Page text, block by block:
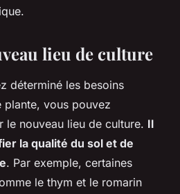
lieu de culture
déterminé les besoins
plante, vous pouvez
le nouveau lieu de culture. Il
la qualité du sol et de
. Par exemple, certaines
le thym et le romarin